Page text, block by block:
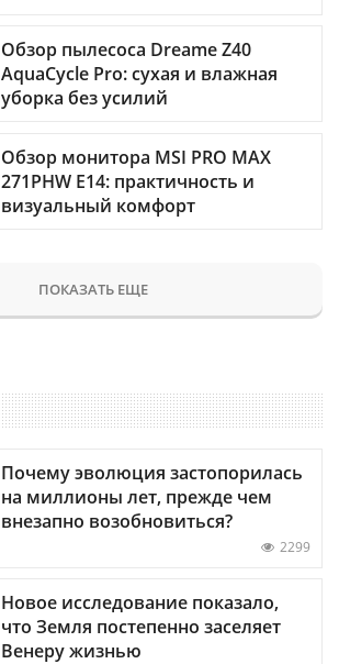
Обзор пылесоса Dreame Z40
AquaCycle Pro: сухая и влажная
уборка без усилий
Обзор монитора MSI PRO MAX
271PHW E14: практичность и
визуальный комфорт
ПОКАЗАТЬ ЕЩЕ
Почему эволюция застопорилась
на миллионы лет, прежде чем
внезапно возобновиться?
2299
Новое исследование показало,
что Земля постепенно заселяет
Венеру жизнью